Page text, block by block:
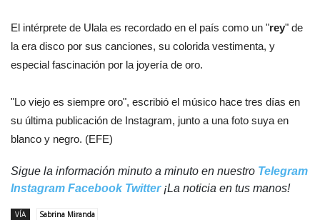
El intérprete de Ulala es recordado en el país como un "rey" de
la era disco por sus canciones, su colorida vestimenta, y
especial fascinación por la joyería de oro.
"Lo viejo es siempre oro", escribió el músico hace tres días en
su última publicación de Instagram, junto a una foto suya en
blanco y negro. (EFE)
Sigue la información minuto a minuto en nuestro Telegram
Instagram Facebook Twitter¡La noticia en tus manos!
VÍA
Sabrina Miranda